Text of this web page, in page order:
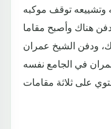
وتشييعه توقف موكبه
هناك وأصبح مقاما
ودفن الشيخ عمران
في الجامع نفسه